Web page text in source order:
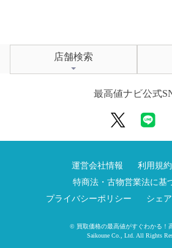
店舗検索
最高値ナビ公式
運営会社情報 利用規約
特商法・古物営業法に基
プライバシーポリシー
シェ
© 買取価格の最高値がすぐわかる！
Saikoune Co., Ltd. All Rights